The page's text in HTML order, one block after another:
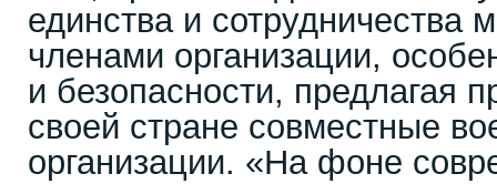
единства и сотрудничества
членами организации,
и безопасности, предлагая
своей стране совместные
организации. «На фоне